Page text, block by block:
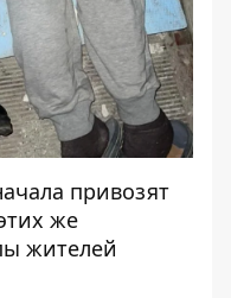
привозят
же
жителей